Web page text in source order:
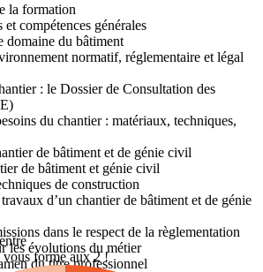
la formation
et compétences générales
domaine du bâtiment
normatif, réglementaire et légal
: le Dossier de Consultation des
du chantier : matériaux, techniques,
de bâtiment et de génie civil
de bâtiment et génie civil
de construction
d’un chantier de bâtiment et de génie
dans le respect de la règlementation
les évolutions du métier
du titre professionnel
vous forme aux 2 !